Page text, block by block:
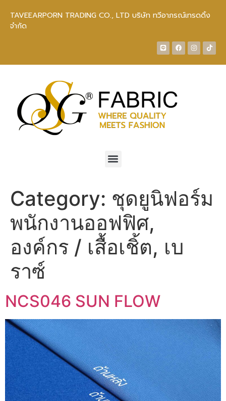
TAVEEARPORN TRADING CO., LTD บริษัท ทวีอาภรณ์เทรดดิ้ง
จำกัด
Category: ชุดยูนิฟอร์ม
พนักงานออฟฟิศ,
องค์กร / เสื้อเชิ้ต, เบ
ราซ์
NCS046 SUN FLOW